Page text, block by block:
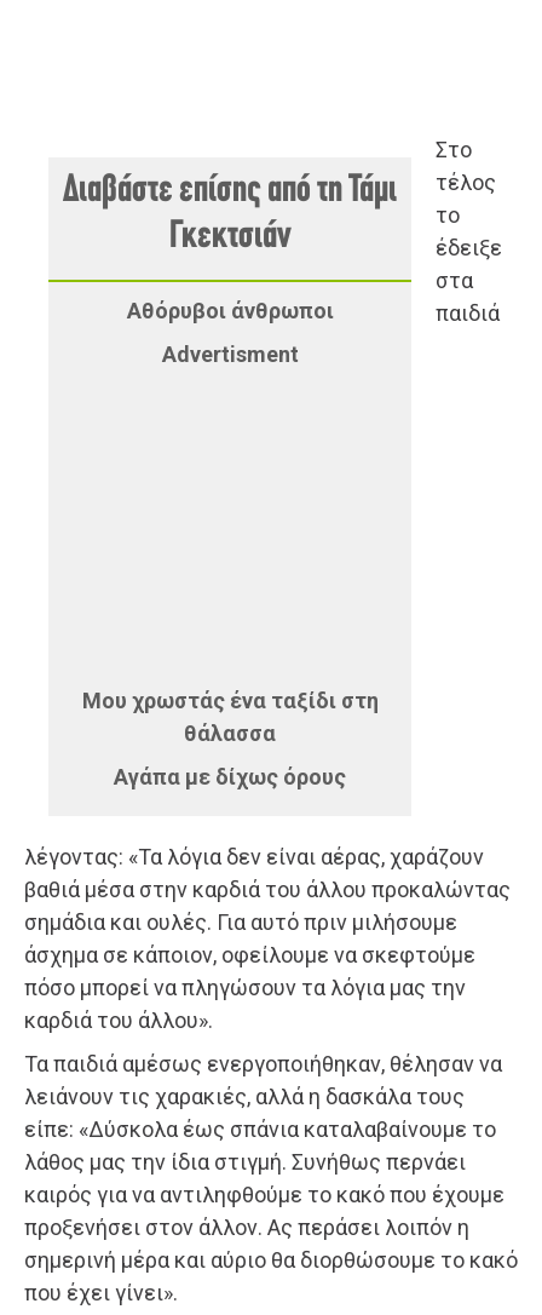
Διαβάστε επίσης από τη Τάμι
Γκεκτσιάν
Αθόρυβοι άνθρωποι
Advertisment
Μου χρωστάς ένα ταξίδι στη
θάλασσα
Αγάπα με δίχως όρους
Στο
τέλος
το
έδειξε
στα
παιδιά
λέγοντας: «Τα λόγια δεν είναι αέρας, χαράζουν
βαθιά μέσα στην καρδιά του άλλου προκαλώντας
σημάδια και ουλές. Για αυτό πριν μιλήσουμε
άσχημα σε κάποιον, οφείλουμε να σκεφτούμε
πόσο μπορεί να πληγώσουν τα λόγια μας την
καρδιά του άλλου».
Τα παιδιά αμέσως ενεργοποιήθηκαν, θέλησαν να
λειάνουν τις χαρακιές, αλλά η δασκάλα τους
είπε: «Δύσκολα έως σπάνια καταλαβαίνουμε το
λάθος μας την ίδια στιγμή. Συνήθως περνάει
καιρός για να αντιληφθούμε το κακό που έχουμε
προξενήσει στον άλλον. Ας περάσει λοιπόν η
σημερινή μέρα και αύριο θα διορθώσουμε το κακό
που έχει γίνει».